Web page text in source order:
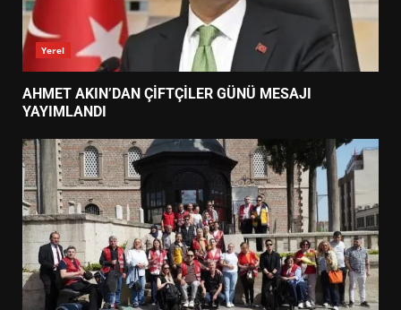
Yerel
AHMET AKIN’DAN ÇİFTÇİLER GÜNÜ MESAJI
YAYIMLANDI